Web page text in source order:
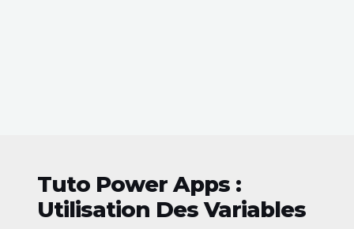
Tuto Power Apps :
Utilisation Des Variables